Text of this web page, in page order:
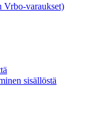
Vrbo-varaukset)
sisällöstä